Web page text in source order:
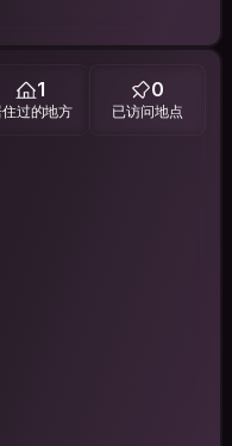
1
住过的地方
0
已访问地点